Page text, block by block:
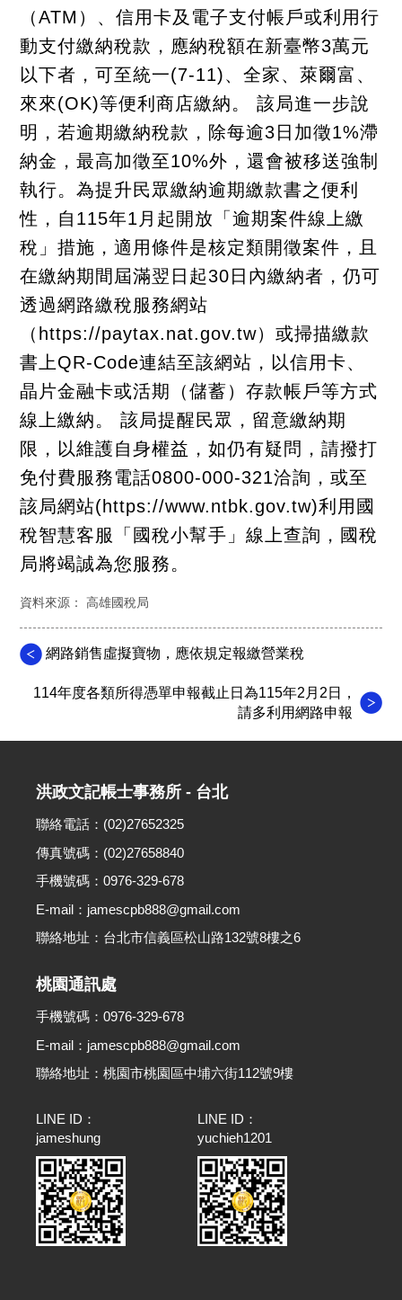
（ATM）、信用卡及電子支付帳戶或利用行
動支付繳納稅款，應納稅額在新臺幣3萬元
以下者，可至統一(7-11)、全家、萊爾富、
來來(OK)等便利商店繳納。 該局進一步說
明，若逾期繳納稅款，除每逾3日加徵1%滯
納金，最高加徵至10%外，還會被移送強制
執行。為提升民眾繳納逾期繳款書之便利
性，自115年1月起開放「逾期案件線上繳
稅」措施，適用條件是核定類開徵案件，且
在繳納期間屆滿翌日起30日內繳納者，仍可
透過網路繳稅服務網站
（https://paytax.nat.gov.tw）或掃描繳款
書上QR-Code連結至該網站，以信用卡、
晶片金融卡或活期（儲蓄）存款帳戶等方式
線上繳納。 該局提醒民眾，留意繳納期
限，以維護自身權益，如仍有疑問，請撥打
免付費服務電話0800-000-321洽詢，或至
該局網站(https://www.ntbk.gov.tw)利用國
稅智慧客服「國稅小幫手」線上查詢，國稅
局將竭誠為您服務。
資料來源： 高雄國稅局
網路銷售虛擬寶物，應依規定報繳營業稅
114年度各類所得憑單申報截止日為115年2月2日，
請多利用網路申報
洪政文記帳士事務所 - 台北
聯絡電話：(02)27652325
傳真號碼：(02)27658840
手機號碼：0976-329-678
E-mail：jamescpb888@gmail.com
聯絡地址：台北市信義區松山路132號8樓之6
桃園通訊處
手機號碼：0976-329-678
E-mail：jamescpb888@gmail.com
聯絡地址：桃園市桃園區中埔六街112號9樓
LINE ID：
jameshung
LINE ID：
yuchieh1201